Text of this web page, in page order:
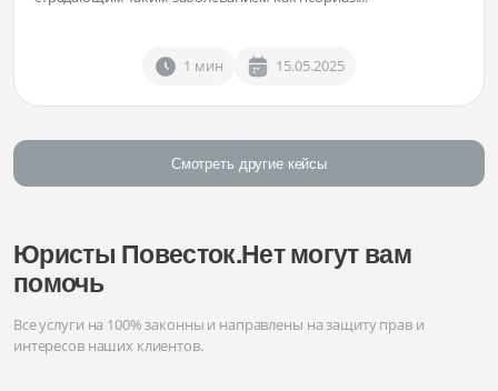
1 мин 15.05.2025
Смотреть другие кейсы
Юристы Повесток.Нет могут вам
помочь
Все услуги на 100% законны и направлены на защиту прав и
интересов наших клиентов.